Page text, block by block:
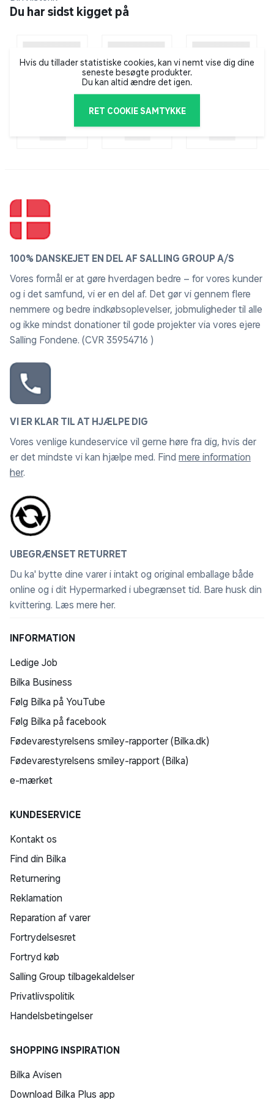
finder man både kunstige negle og vipper, kosmetik
Du har sidst kigget på
Hvis du tillader statistiske cookies, kan vi nemt vise dig dine
seneste besøgte produkter.
Du kan altid ændre det igen.
RET COOKIE SAMTYKKE
100% DANSKEJET EN DEL AF SALLING GROUP A/S
Vores formål er at gøre hverdagen bedre – for vores kunder
og i det samfund, vi er en del af. Det gør vi gennem flere
nemmere og bedre indkøbsoplevelser, jobmuligheder til alle
og ikke mindst donationer til gode projekter via vores ejere
Salling Fondene. (CVR 35954716 )
VI ER KLAR TIL AT HJÆLPE DIG
Vores venlige kundeservice vil gerne høre fra dig, hvis der
er det mindste vi kan hjælpe med. Find mere information
her.
UBEGRÆNSET RETURRET
Du ka' bytte dine varer i intakt og original emballage både
online og i dit Hypermarked i ubegrænset tid. Bare husk din
kvittering. Læs mere her.
INFORMATION
Ledige Job
Bilka Business
Følg Bilka på YouTube
Følg Bilka på facebook
Fødevarestyrelsens smiley-rapporter (Bilka.dk)
Fødevarestyrelsens smiley-rapport (Bilka)
e-mærket
KUNDESERVICE
Kontakt os
Find din Bilka
Returnering
Reklamation
Reparation af varer
Fortrydelsesret
Fortryd køb
Salling Group tilbagekaldelser
Privatlivspolitik
Handelsbetingelser
SHOPPING INSPIRATION
Bilka Avisen
Download Bilka Plus app